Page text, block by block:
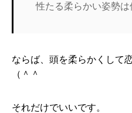
性たる柔らかい姿勢は
ならば、頭を柔らかくして
（＾＾
それだけでいいです。